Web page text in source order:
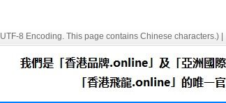
8 Encoding. This page contains Chinese characters.) |